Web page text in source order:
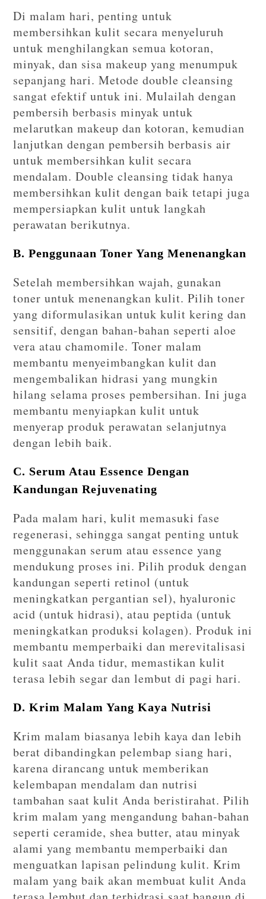
Di malam hari, penting untuk
membersihkan kulit secara menyeluruh
untuk menghilangkan semua kotoran,
minyak, dan sisa makeup yang menumpuk
sepanjang hari. Metode double cleansing
sangat efektif untuk ini. Mulailah dengan
pembersih berbasis minyak untuk
melarutkan makeup dan kotoran, kemudian
lanjutkan dengan pembersih berbasis air
untuk membersihkan kulit secara
mendalam. Double cleansing tidak hanya
membersihkan kulit dengan baik tetapi juga
mempersiapkan kulit untuk langkah
perawatan berikutnya.
B. Penggunaan Toner Yang Menenangkan
Setelah membersihkan wajah, gunakan
toner untuk menenangkan kulit. Pilih toner
yang diformulasikan untuk kulit kering dan
sensitif, dengan bahan-bahan seperti aloe
vera atau chamomile. Toner malam
membantu menyeimbangkan kulit dan
mengembalikan hidrasi yang mungkin
hilang selama proses pembersihan. Ini juga
membantu menyiapkan kulit untuk
menyerap produk perawatan selanjutnya
dengan lebih baik.
C. Serum Atau Essence Dengan
Kandungan Rejuvenating
Pada malam hari, kulit memasuki fase
regenerasi, sehingga sangat penting untuk
menggunakan serum atau essence yang
mendukung proses ini. Pilih produk dengan
kandungan seperti retinol (untuk
meningkatkan pergantian sel), hyaluronic
acid (untuk hidrasi), atau peptida (untuk
meningkatkan produksi kolagen). Produk ini
membantu memperbaiki dan merevitalisasi
kulit saat Anda tidur, memastikan kulit
terasa lebih segar dan lembut di pagi hari.
D. Krim Malam Yang Kaya Nutrisi
Krim malam biasanya lebih kaya dan lebih
berat dibandingkan pelembap siang hari,
karena dirancang untuk memberikan
kelembapan mendalam dan nutrisi
tambahan saat kulit Anda beristirahat. Pilih
krim malam yang mengandung bahan-bahan
seperti ceramide, shea butter, atau minyak
alami yang membantu memperbaiki dan
menguatkan lapisan pelindung kulit. Krim
malam yang baik akan membuat kulit Anda